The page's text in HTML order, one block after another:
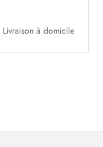
Livraison à domicile